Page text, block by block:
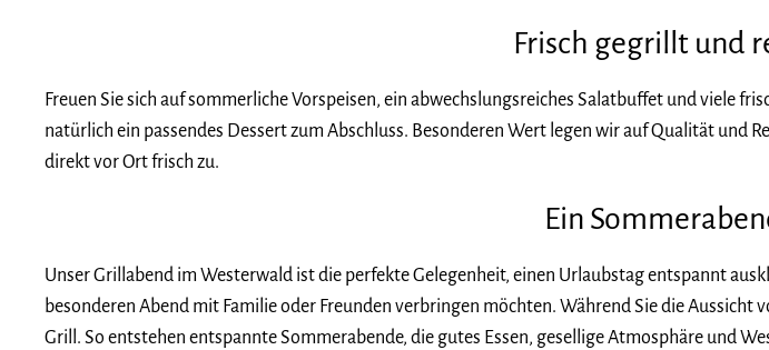
Frisch gegrillt und
Freuen Sie sich auf sommerliche Vorspeisen, ein abwechslungsreiches Salatbuffet und viele
natürlich ein passendes Dessert zum Abschluss. Besonderen Wert legen wir auf Qualität und
direkt vor Ort frisch zu.
Ein
Unser Grillabend im Westerwald ist die perfekte Gelegenheit, einen Urlaubstag entspannt
besonderen Abend mit Familie oder Freunden verbringen möchten. Während Sie die
Grill. So entstehen entspannte Sommerabende, die gutes Essen, gesellige Atmosphäre und